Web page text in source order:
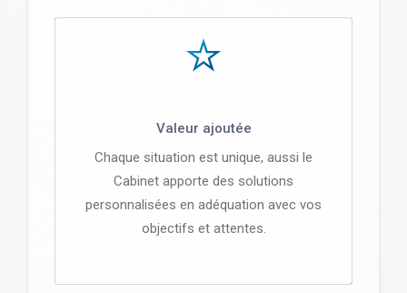
Valeur ajoutée
Chaque situation est unique, aussi le
Cabinet apporte des solutions
personnalisées en adéquation avec vos
objectifs et attentes.